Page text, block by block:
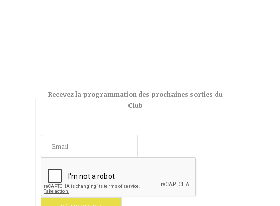
Recevez la programmation des prochaines sorties du
Club